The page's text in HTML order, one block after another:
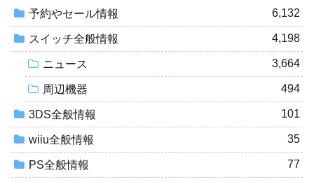
予約やセール情報 6,132
スイッチ全般情報 4,198
ニュース 3,664
周辺機器 494
3DS全般情報 101
wiiu全般情報 35
PS全般情報 77